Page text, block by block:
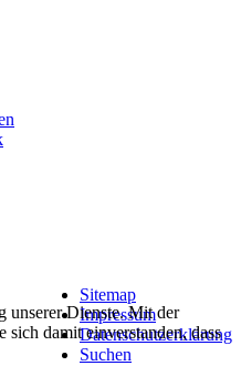
Sitemap
Impressum
Datenschutzerklärung
Suchen
unserer Dienste. Mit der
sich damit einverstanden, dass